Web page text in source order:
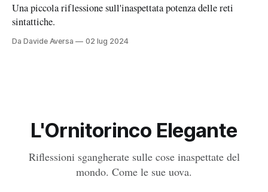
Una piccola riflessione sull'inaspettata potenza delle reti
sintattiche.
Da Davide Aversa 02 lug 2024
L'Ornitorinco Elegante
Riflessioni sgangherate sulle cose inaspettate del
mondo. Come le sue uova.